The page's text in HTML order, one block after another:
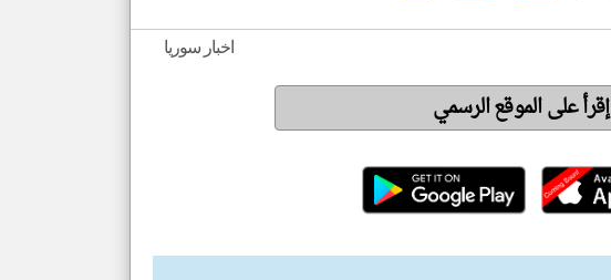
اخبار سوريا
إقرأ على الموقع الرسمي